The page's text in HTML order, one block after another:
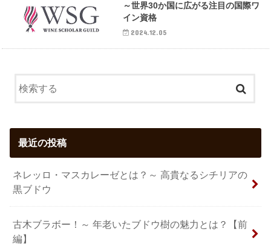
～世界30か国に広がる注目の国際ワ
イン資格
2024.12.05
最近の投稿
ネレッロ・マスカレーゼとは？～ 高貴なるシチリアの
黒ブドウ
古木ブラボー！～ 年老いたブドウ樹の魅力とは？【前
編】